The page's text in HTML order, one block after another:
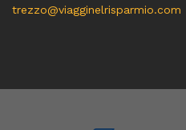
trezzo@viagginelrisparmio.com